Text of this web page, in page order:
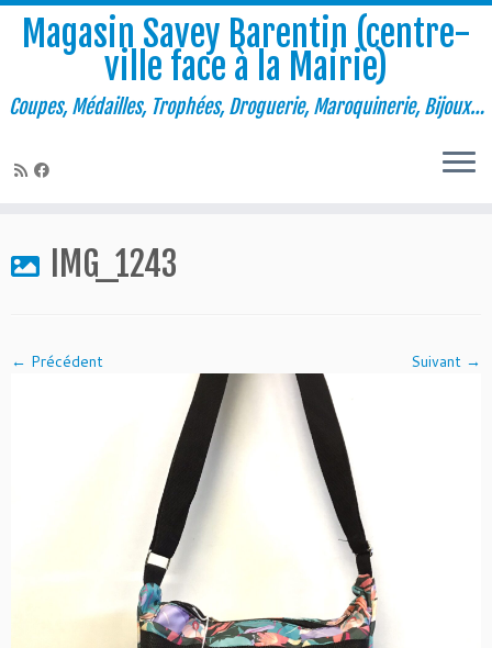
contenu
Magasin Savey Barentin (centre-
ville face à la Mairie)
Coupes, Médailles, Trophées, Droguerie, Maroquinerie, Bijoux…
IMG_1243
← Précédent Suivant →